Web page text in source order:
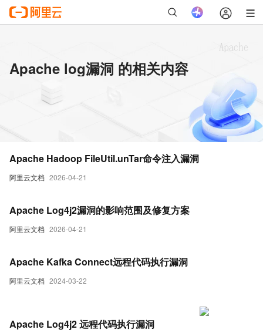
Apache log漏洞 的相关内容
阿里云文档 2026-04-21
Apache Hadoop FileUtil.unTar命令注入漏洞
阿里云文档 2026-04-21
Apache Log4j2漏洞的影响范围及修复方案
阿里云文档 2024-03-22
Apache Kafka Connect远程代码执行漏洞
Apache Log4j2 远程代码执行漏洞